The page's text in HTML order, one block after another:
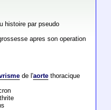
histoire par pseudo
apres son operation
de l'aortethoracique